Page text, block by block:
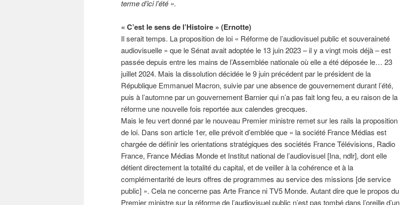
terme d’ici l’été ».
« C’est le sens de l’Histoire » (Ernotte)
Il serait temps. La proposition de loi « Réforme de l’audiovisuel public et souveraineté
audiovisuelle » que le Sénat avait adoptée le 13 juin 2023 – il y a vingt mois déjà – est
passée depuis entre les mains de l’Assemblée nationale où elle a été déposée le… 23
juillet 2024. Mais la dissolution décidée le 9 juin précédent par le président de la
République Emmanuel Macron, suivie par une absence de gouvernement durant l’été,
puis à l’automne par un gouvernement Barnier qui n’a pas fait long feu, a eu raison de la
réforme une nouvelle fois reportée aux calendes grecques.
Mais le feu vert donné par le nouveau Premier ministre remet sur les rails la proposition
de loi. Dans son article 1er, elle prévoit d’emblée que « la société France Médias est
chargée de définir les orientations stratégiques des sociétés France Télévisions, Radio
France, France Médias Monde et Institut national de l’audiovisuel [Ina, ndlr], dont elle
détient directement la totalité du capital, et de veiller à la cohérence et à la
complémentarité de leurs offres de programmes au service des missions [de service
public] ». Cela ne concerne pas Arte France ni TV5 Monde. Autant dire que le propos du
Premier ministre sur la réforme de l’audiovisuel public n’est pas tombé dans l’oreille d’un